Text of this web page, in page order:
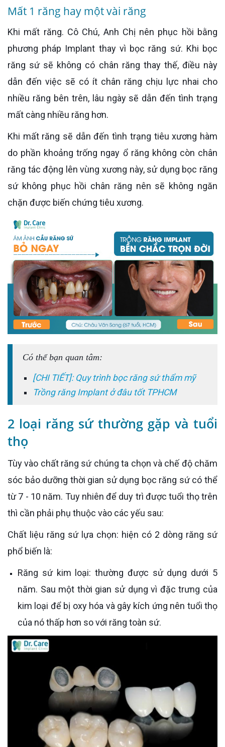
Mất 1 răng hay một vài răng
Khi mất răng. Cô Chú, Anh Chị nên phục hồi bằng
phương pháp Implant thay vì bọc răng sứ. Khi bọc
răng sứ sẽ không có chân răng thay thế, điều này
dẫn đến việc sẽ có ít chân răng chịu lực nhai cho
nhiều răng bên trên, lâu ngày sẽ dẫn đến tình trạng
mất càng nhiều răng hơn.
Khi mất răng sẽ dẫn đến tình trạng tiêu xương hàm
do phần khoảng trống ngay ổ răng không còn chân
răng tác động lên vùng xương này, sử dụng bọc răng
sứ không phục hồi chân răng nên sẽ không ngăn
chặn được biến chứng tiêu xương.
Có thể bạn quan tâm:
[CHI TIẾT]: Quy trình bọc răng sứ thẩm mỹ
Trồng răng Implant ở đâu tốt TPHCM
2 loại răng sứ thường gặp và tuổi
thọ
Tùy vào chất răng sứ chúng ta chọn và chế độ chăm
sóc bảo dưỡng thời gian sử dụng bọc răng sứ có thể
từ 7 - 10 năm. Tuy nhiên để duy trì được tuổi thọ trên
thì cần phải phụ thuộc vào các yếu sau:
Chất liệu răng sứ lựa chọn: hiện có 2 dòng răng sứ
phổ biến là:
Răng sứ kim loại: thường được sử dụng dưới 5
năm. Sau một thời gian sử dụng vì đặc trưng của
kim loại để bị oxy hóa và gây kích ứng nên tuổi thọ
của nó thấp hơn so với răng toàn sứ.